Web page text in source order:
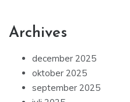
Archives
december 2025
oktober 2025
september 2025